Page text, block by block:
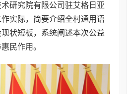
研究院有限公司驻艾格日亚
实际，简要介绍全村通用语
状短板，系统阐述本次公益
民作用。